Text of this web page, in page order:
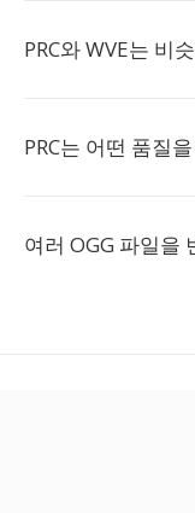
PRC와 WVE는 비
PRC는 어떤 품질
여러 OGG 파일을